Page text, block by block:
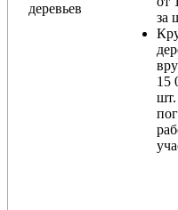
деревьев
за
15
шт.